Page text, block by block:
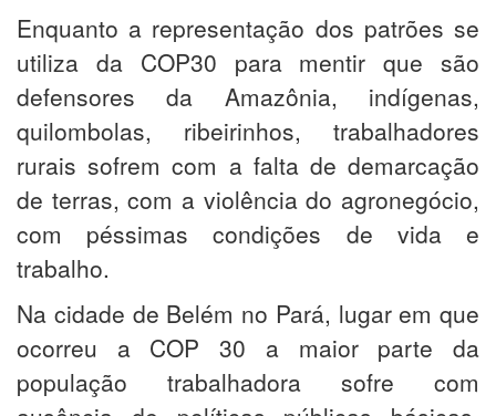
Enquanto a representação dos patrões se
utiliza da COP30 para mentir que são
defensores da Amazônia, indígenas,
quilombolas, ribeirinhos, trabalhadores
rurais sofrem com a falta de demarcação
de terras, com a violência do agronegócio,
com péssimas condições de vida e
trabalho.
Na cidade de Belém no Pará, lugar em que
ocorreu a COP 30 a maior parte da
população trabalhadora sofre com